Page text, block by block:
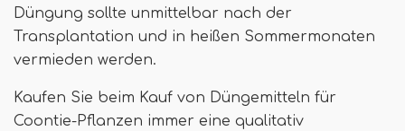
Düngung sollte unmittelbar nach der
Transplantation und in heißen Sommermonaten
vermieden werden.
Kaufen Sie beim Kauf von Düngemitteln für
Coontie-Pflanzen immer eine qualitativ